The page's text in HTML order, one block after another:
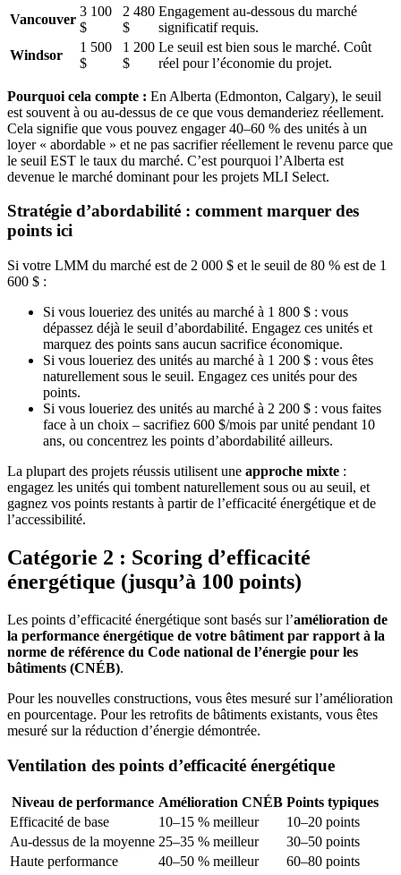
Vancouver
3 100
$
2 480
$
Engagement au-dessous du marché
significatif requis.
Windsor
1 500
$
1 200
$
Le seuil est bien sous le marché. Coût
réel pour l’économie du projet.
Pourquoi cela compte : En Alberta (Edmonton, Calgary), le seuil
est souvent à ou au-dessus de ce que vous demanderiez réellement.
Cela signifie que vous pouvez engager 40–60 % des unités à un
loyer « abordable » et ne pas sacrifier réellement le revenu parce que
le seuil EST le taux du marché. C’est pourquoi l’Alberta est
devenue le marché dominant pour les projets MLI Select.
Stratégie d’abordabilité : comment marquer des
points ici
Si votre LMM du marché est de 2 000 $ et le seuil de 80 % est de 1
600 $ :
Si vous loueriez des unités au marché à 1 800 $ : vous
dépassez déjà le seuil d’abordabilité. Engagez ces unités et
marquez des points sans aucun sacrifice économique.
Si vous loueriez des unités au marché à 1 200 $ : vous êtes
naturellement sous le seuil. Engagez ces unités pour des
points.
Si vous loueriez des unités au marché à 2 200 $ : vous faites
face à un choix – sacrifiez 600 $/mois par unité pendant 10
ans, ou concentrez les points d’abordabilité ailleurs.
La plupart des projets réussis utilisent une approche mixte :
engagez les unités qui tombent naturellement sous ou au seuil, et
gagnez vos points restants à partir de l’efficacité énergétique et de
l’accessibilité.
Catégorie 2 : Scoring d’efficacité
énergétique (jusqu’à 100 points)
Les points d’efficacité énergétique sont basés sur l’amélioration de
la performance énergétique de votre bâtiment par rapport à la
norme de référence du Code national de l’énergie pour les
bâtiments (CNÉB).
Pour les nouvelles constructions, vous êtes mesuré sur l’amélioration
en pourcentage. Pour les retrofits de bâtiments existants, vous êtes
mesuré sur la réduction d’énergie démontrée.
Ventilation des points d’efficacité énergétique
Niveau de performance Amélioration CNÉB Points typiques
Efficacité de base
10–15 % meilleur
10–20 points
Au-dessus de la moyenne 25–35 % meilleur
30–50 points
Haute performance
40–50 % meilleur
60–80 points